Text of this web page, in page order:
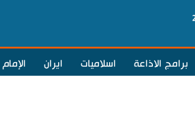
برامج الاذاعة اسلاميات ايران